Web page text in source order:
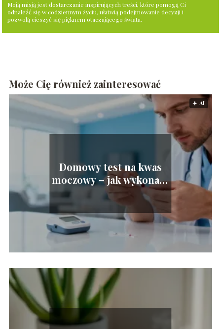
Moją misją jest dostarczanie inspirujących treści, które pomogą Ci
odnaleźć się w codziennym życiu, ułatwią podejmowanie decyzji i
pozwolą cieszyć się pięknem otaczającego świata.
Może Cię również zainteresować
🟅 AI
Domowy test na kwas
moczowy – jak wykonać i
jak interpretować?